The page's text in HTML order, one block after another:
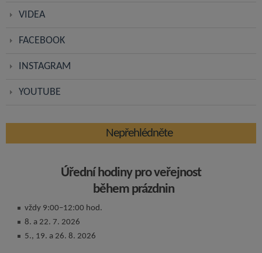
VIDEA
FACEBOOK
INSTAGRAM
YOUTUBE
Nepřehlédněte
Úřední hodiny pro veřejnost
během prázdnin
vždy 9:00–12:00 hod.
8. a 22. 7. 2026
5., 19. a 26. 8. 2026